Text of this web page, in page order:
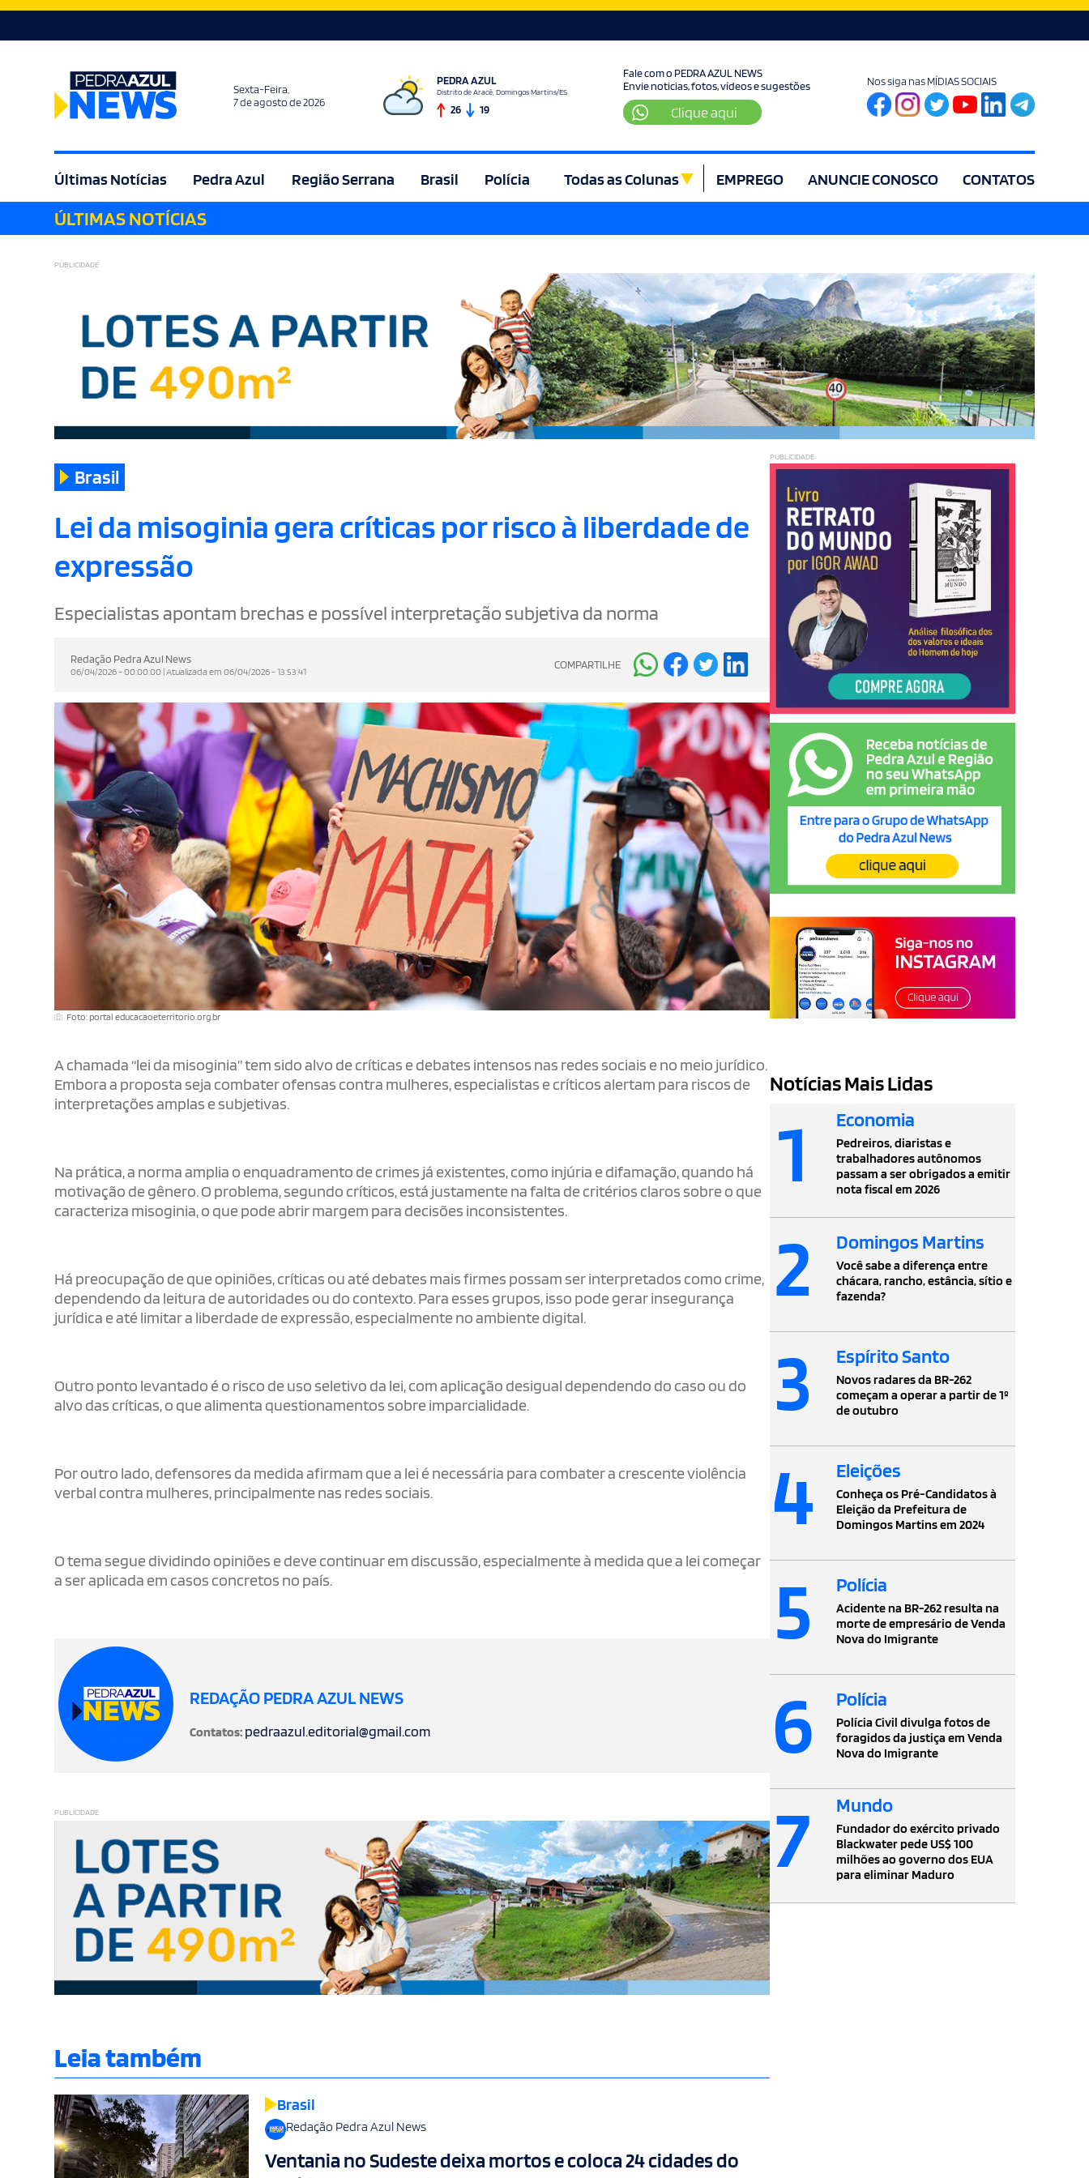
Sexta-Feira,
7 de agosto de 2026
PEDRA AZUL
Distrito de Aracê, Domingos Martins/ES
26 19
Fale com o PEDRA AZUL NEWS
Envie noticias, fotos, vídeos e sugestões
Clique aqui
Nos siga nas MÍDIAS SOCIAIS
Últimas Notícias Pedra Azul Região Serrana Brasil Polícia Todas as Colunas
Agricultura
EMPREGO ANUNCIE CONOSCO CONTATOS
ÚLTIMAS NOTÍCIAS
PUBLICIDADE
Brasil
Lei da misoginia gera críticas por risco à liberdade de
expressão
Especialistas apontam brechas e possível interpretação subjetiva da norma
Redação Pedra Azul News
06/04/2026 - 00:00:00 | Atualizada em 06/04/2026 - 13:53:41 COMPARTILHE
Foto: portal educacaoeterritorio.org.br
A chamada “lei da misoginia” tem sido alvo de críticas e debates intensos nas redes sociais e no meio jurídico.
Embora a proposta seja combater ofensas contra mulheres, especialistas e críticos alertam para riscos de
interpretações amplas e subjetivas.
Na prática, a norma amplia o enquadramento de crimes já existentes, como injúria e difamação, quando há
motivação de gênero. O problema, segundo críticos, está justamente na falta de critérios claros sobre o que
caracteriza misoginia, o que pode abrir margem para decisões inconsistentes.
Há preocupação de que opiniões, críticas ou até debates mais firmes possam ser interpretados como crime,
dependendo da leitura de autoridades ou do contexto. Para esses grupos, isso pode gerar insegurança
jurídica e até limitar a liberdade de expressão, especialmente no ambiente digital.
Outro ponto levantado é o risco de uso seletivo da lei, com aplicação desigual dependendo do caso ou do
alvo das críticas, o que alimenta questionamentos sobre imparcialidade.
Por outro lado, defensores da medida afirmam que a lei é necessária para combater a crescente violência
verbal contra mulheres, principalmente nas redes sociais.
O tema segue dividindo opiniões e deve continuar em discussão, especialmente à medida que a lei começar
a ser aplicada em casos concretos no país.
REDAÇÃO PEDRA AZUL NEWS
Contatos: pedraazul.editorial@gmail.com
PUBLICIDADE
Leia também
Brasil
Redação Pedra Azul News
Ventania no Sudeste deixa mortos e coloca 24 cidades do
PUBLICIDADE
Notícias Mais Lidas
1 Economia
Pedreiros, diaristas e
trabalhadores autônomos
passam a ser obrigados a emitir
nota fiscal em 2026
2 Domingos Martins
Você sabe a diferença entre
chácara, rancho, estância, sítio e
fazenda?
3 Espírito Santo
Novos radares da BR-262
começam a operar a partir de 1º
de outubro
4 Eleições
Conheça os Pré-Candidatos à
Eleição da Prefeitura de
Domingos Martins em 2024
5 Polícia
Acidente na BR-262 resulta na
morte de empresário de Venda
Nova do Imigrante
6 Polícia
Polícia Civil divulga fotos de
foragidos da justiça em Venda
Nova do Imigrante
7 Mundo
Fundador do exército privado
Blackwater pede US$ 100
milhões ao governo dos EUA
para eliminar Maduro